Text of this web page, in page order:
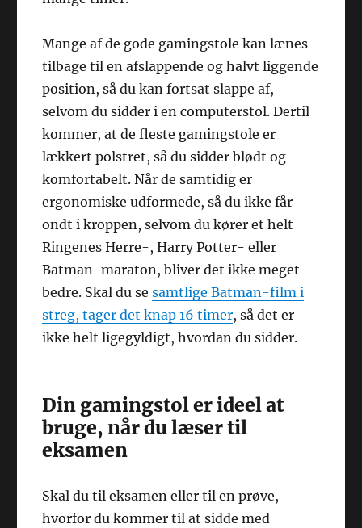
Mange af de gode gamingstole kan lænes
tilbage til en afslappende og halvt liggende
position, så du kan fortsat slappe af,
selvom du sidder i en computerstol. Dertil
kommer, at de fleste gamingstole er
lækkert polstret, så du sidder blødt og
komfortabelt. Når de samtidig er
ergonomiske udformede, så du ikke får
ondt i kroppen, selvom du kører et helt
Ringenes Herre-, Harry Potter- eller
Batman-maraton, bliver det ikke meget
bedre. Skal du sesamtlige Batman-film i
streg, tager det knap 16 timer, så det er
ikke helt ligegyldigt, hvordan du sidder.
Din gamingstol er ideel at
bruge, når du læser til
eksamen
Skal du til eksamen eller til en prøve,
hvorfor du kommer til at sidde med